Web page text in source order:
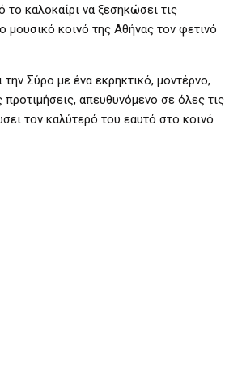
το καλοκαίρι να ξεσηκώσει τις
μουσικό κοινό της Αθήνας τον φετινό
Σύρο με ένα εκρηκτικό, μοντέρνο,
απευθυνόμενο σε όλες τις
τον καλύτερό του εαυτό στο κοινό